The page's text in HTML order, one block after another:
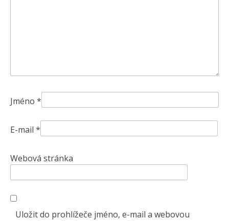
Jméno *
E-mail *
Webová stránka
Uložit do prohlížeče jméno, e-mail a webovou